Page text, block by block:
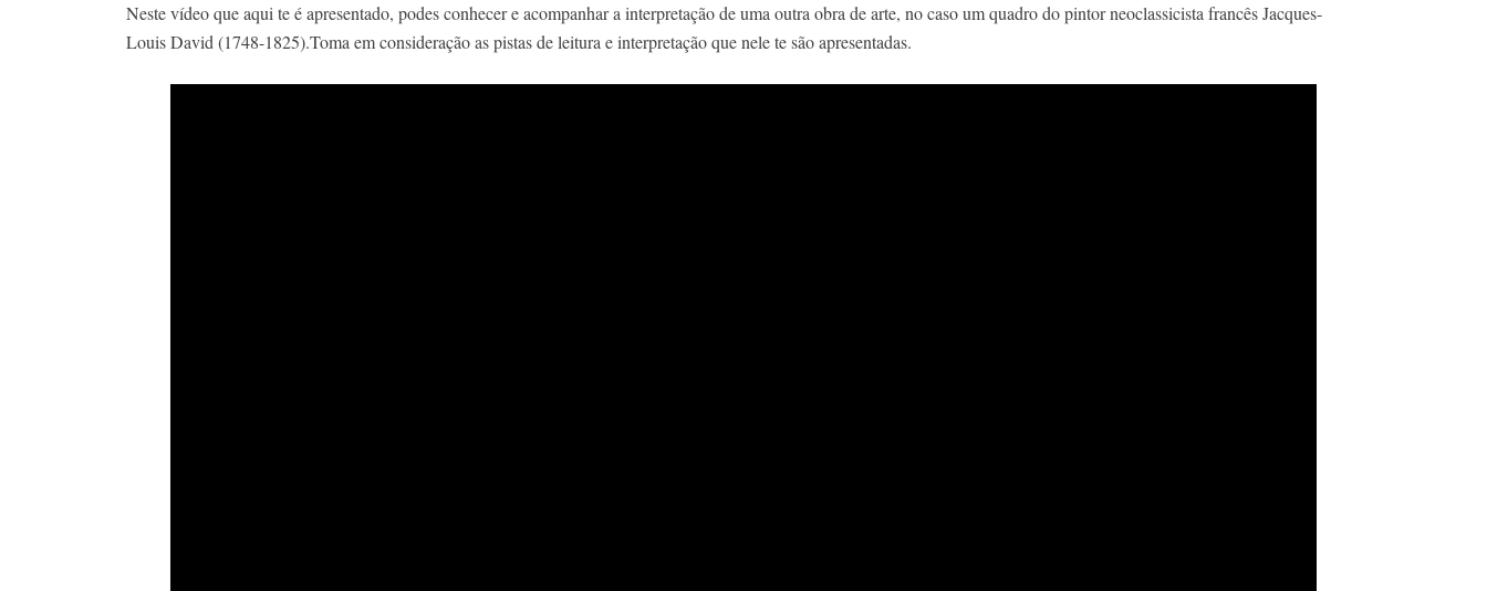
Neste vídeo que aqui te é apresentado, podes conhecer e acompanhar a interpretação de uma outra obra de arte, no caso um quadro do pintor neoclassicista francês Jacques-
Louis David (1748-1825).​Toma em consideração as pistas de leitura e interpretação que nele te são apresentadas.